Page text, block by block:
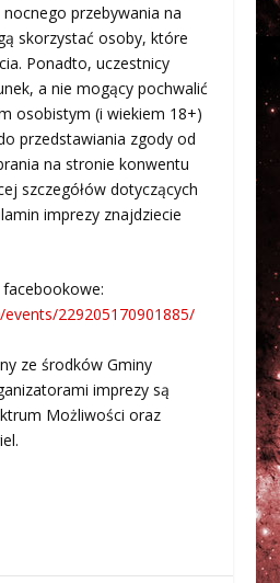
przebywania na
skorzystać osoby, które
Ponadto, uczestnicy
a nie mogący pochwalić
osobistym (i wiekiem 18+)
przedstawiania zgody od
na stronie konwentu
szczegółów dotyczących
imprezy znajdziecie
229205170901885/
ze środków Gminy
imprezy są
Możliwości oraz